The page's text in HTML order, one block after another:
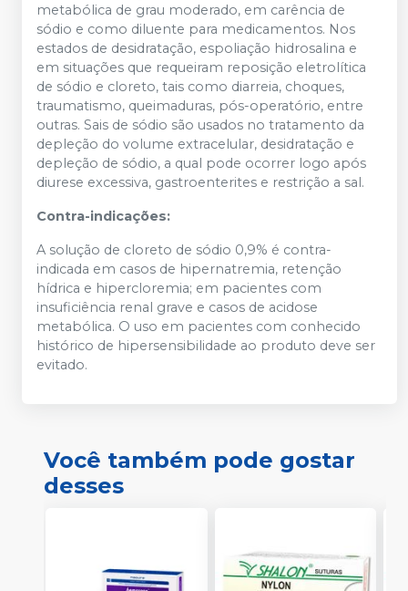
metabólica de grau moderado, em carência de
sódio e como diluente para medicamentos. Nos
estados de desidratação, espoliação hidrosalina e
em situações que requeiram reposição eletrolítica
de sódio e cloreto, tais como diarreia, choques,
traumatismo, queimaduras, pós-operatório, entre
outras. Sais de sódio são usados no tratamento da
depleção do volume extracelular, desidratação e
depleção de sódio, a qual pode ocorrer logo após
diurese excessiva, gastroenterites e restrição a sal.
Contra-indicações:
A solução de cloreto de sódio 0,9% é contra-
indicada em casos de hipernatremia, retenção
hídrica e hipercloremia; em pacientes com
insuficiência renal grave e casos de acidose
metabólica. O uso em pacientes com conhecido
histórico de hipersensibilidade ao produto deve ser
evitado.
Você também pode gostar
desses